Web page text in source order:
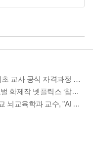
한국發 뇌교육, 미국 공교육 사상 최초 교사 공식 자격과정 편입
‘브레인 리부트’ 북토크 성료… 글로벌 화제작 넷플릭스 ‘참교육’ 신드롬 분석과 뇌교육적 대안 제시
[인터뷰] 장래혁 글로벌사이버대학교 뇌교육학과 교수, "AI 시대 인간 내적역량 계발"